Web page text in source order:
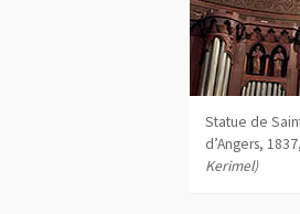
Statue de
d’Angers,
Kerimel)